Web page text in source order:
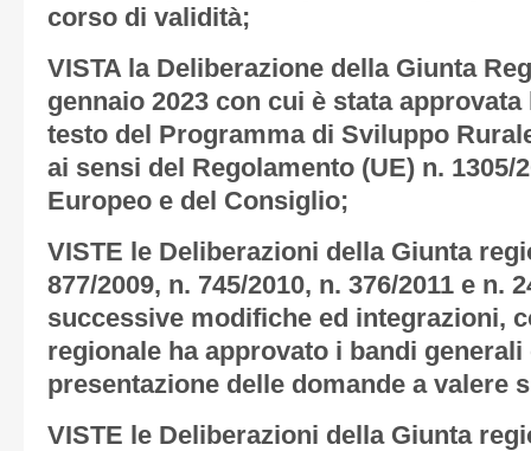
corso di validità;
VISTA la Deliberazione della Giunta
gennaio 2023 con cui è stata
testo del Programma di Sviluppo
ai sensi del Regolamento (UE) n. 1305/
Europeo e del Consiglio;
VISTE le Deliberazioni della Giunta
877/2009, n. 745/2010, n. 376/2011 e n.
successive modifiche ed integrazioni,
regionale ha approvato i bandi
presentazione delle domande a valere
VISTE le Deliberazioni della Giunta